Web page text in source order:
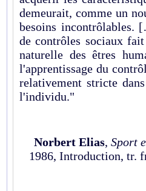
demeurait, comme un
besoins incontrôlables.
de contrôles sociaux
naturelle des êtres
l'apprentissage du
relativement stricte
l'individu."
Norbert Elias, Sport
1986, Introduction, tr.